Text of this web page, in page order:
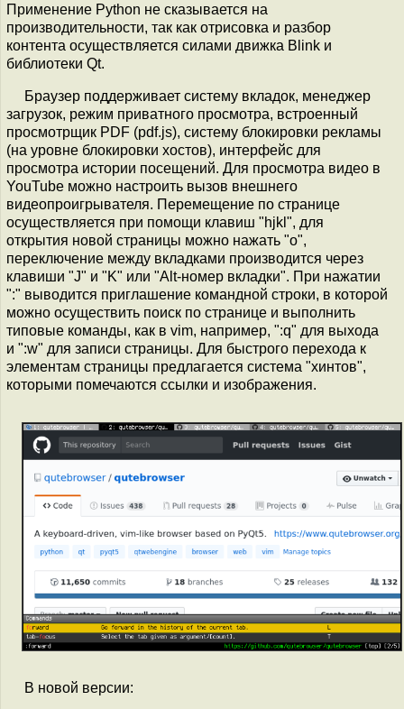
Применение Python не сказывается на
производительности, так как отрисовка и разбор
контента осуществляется силами движка Blink и
библиотеки Qt.
Браузер поддерживает систему вкладок, менеджер
загрузок, режим приватного просмотра, встроенный
просмотрщик PDF (pdf.js), систему блокировки рекламы
(на уровне блокировки хостов), интерфейс для
просмотра истории посещений. Для просмотра видео в
YouTube можно настроить вызов внешнего
видеопроигрывателя. Перемещение по странице
осуществляется при помощи клавиш "hjkl", для
открытия новой страницы можно нажать "o",
переключение между вкладками производится через
клавиши "J" и "K" или "Alt-номер вкладки". При нажатии
":" выводится приглашение командной строки, в которой
можно осуществить поиск по странице и выполнить
типовые команды, как в vim, например, ":q" для выхода
и ":w" для записи страницы. Для быстрого перехода к
элементам страницы предлагается система "хинтов",
которыми помечаются ссылки и изображения.
В новой версии: